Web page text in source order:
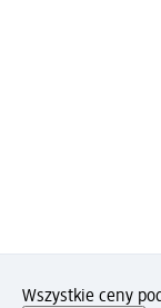
Wszystkie ceny